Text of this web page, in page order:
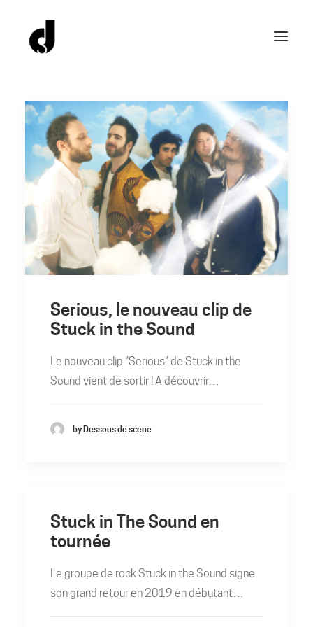
Serious, le nouveau clip de
Stuck in the Sound
Le nouveau clip "Serious" de Stuck in the
Sound vient de sortir ! A découvrir…
by Dessous de scene
Stuck in The Sound en
tournée
Le groupe de rock Stuck in the Sound signe
son grand retour en 2019 en débutant…